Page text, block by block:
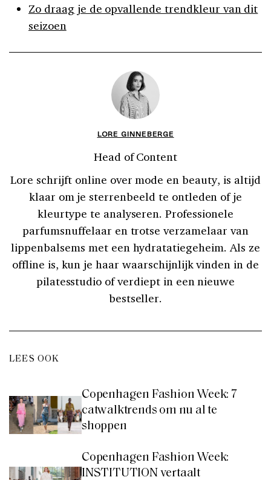
Zo draag je de opvallende trendkleur van dit
seizoen
LORE GINNEBERGE
Head of Content
Lore schrijft online over mode en beauty, is altijd
klaar om je sterrenbeeld te ontleden of je
kleurtype te analyseren. Professionele
parfumsnuffelaar en trotse verzamelaar van
lippenbalsems met een hydratatiegeheim. Als ze
offline is, kun je haar waarschijnlijk vinden in de
pilatesstudio of verdiept in een nieuwe
bestseller.
LEES OOK
Copenhagen Fashion Week: 7
catwalktrends om nu al te
shoppen
Copenhagen Fashion Week:
INSTITUTION vertaalt